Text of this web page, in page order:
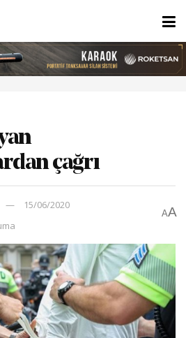
çağrı
15/06/2020
AA